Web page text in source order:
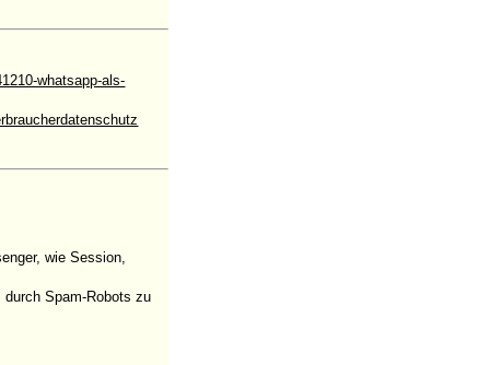
whatsapp-als-
wie Session,
Spam-Robots zu